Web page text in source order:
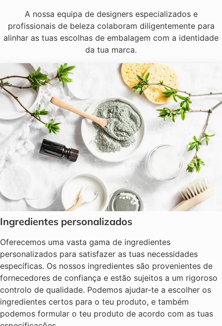
A nossa equipa de designers especializados e
profissionais de beleza colaboram diligentemente para
alinhar as tuas escolhas de embalagem com a identidade
da tua marca.
Ingredientes personalizados
Oferecemos uma vasta gama de ingredientes
personalizados para satisfazer as tuas necessidades
específicas. Os nossos ingredientes são provenientes de
fornecedores de confiança e estão sujeitos a um rigoroso
controlo de qualidade. Podemos ajudar-te a escolher os
ingredientes certos para o teu produto, e também
podemos formular o teu produto de acordo com as tuas